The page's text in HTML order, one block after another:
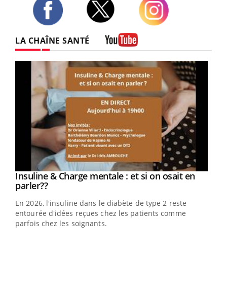
LA CHAÎNE SANTÉ
Youtube
Insuline & Charge mentale : et si on osait en
parler??Youtube
En 2026, l'insuline dans le diabète de type 2 reste
entourée d'idées reçues chez les patients comme
parfois chez les soignants.